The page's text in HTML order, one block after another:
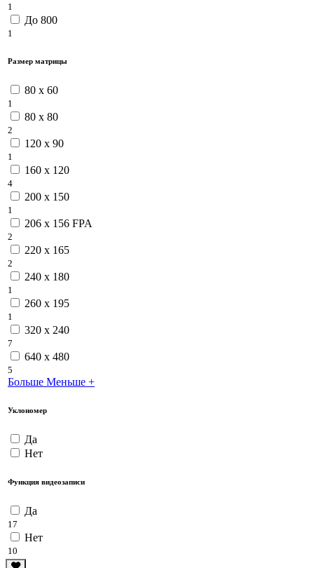
1
До 800
1
Размер матрицы
80 x 60
1
80 x 80
2
120 x 90
1
160 x 120
4
200 x 150
1
206 x 156 FPA
2
220 x 165
2
240 x 180
1
260 x 195
1
320 x 240
7
640 x 480
5
Больше Меньше +
Уклономер
Да
Нет
Функция видеозаписи
Да
17
Нет
10